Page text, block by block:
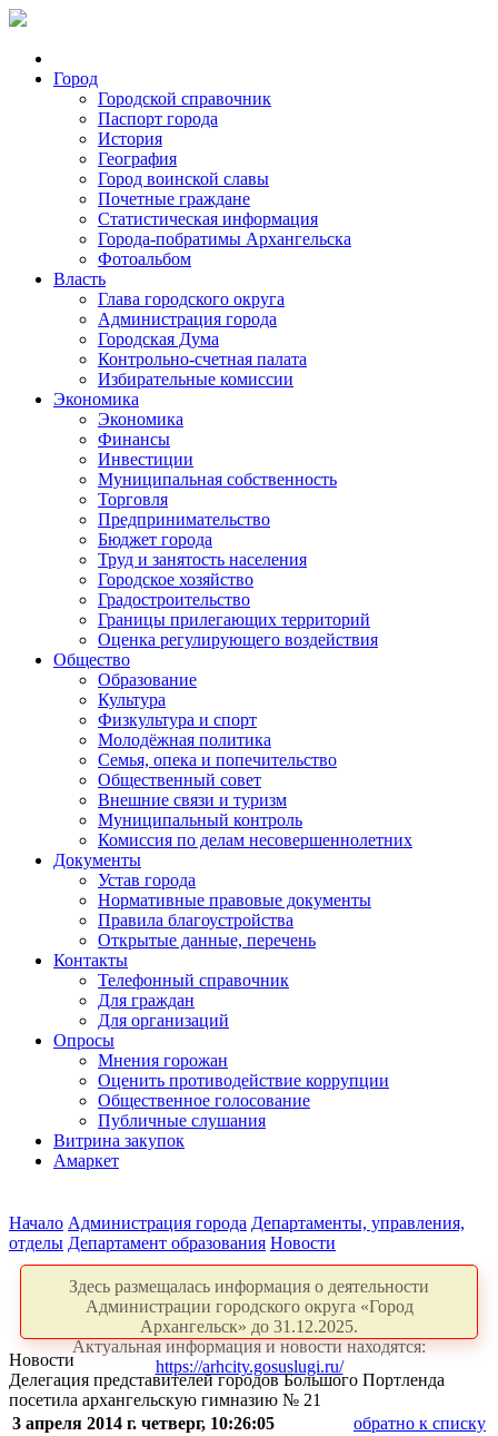
Город
Городской справочник
Паспорт города
История
География
Город воинской славы
Почетные граждане
Статистическая информация
Города-побратимы Архангельска
Фотоальбом
Власть
Глава городского округа
Администрация города
Городская Дума
Контрольно-счетная палата
Избирательные комиссии
Экономика
Экономика
Финансы
Инвестиции
Муниципальная собственность
Торговля
Предпринимательство
Бюджет города
Труд и занятость населения
Городское хозяйство
Градостроительство
Границы прилегающих территорий
Оценка регулирующего воздействия
Общество
Образование
Культура
Физкультура и спорт
Молодёжная политика
Семья, опека и попечительство
Общественный совет
Внешние связи и туризм
Муниципальный контроль
Комиссия по делам несовершеннолетних
Документы
Устав города
Нормативные правовые документы
Правила благоустройства
Открытые данные, перечень
Контакты
Телефонный справочник
Для граждан
Для организаций
Опросы
Мнения горожан
Оценить противодействие коррупции
Общественное голосование
Публичные слушания
Витрина закупок
Амаркет
Начало Администрация города Департаменты, управления,
отделы Департамент образования Новости
Здесь размещалась информация о деятельности
Администрации городского округа «Город
Архангельск» до 31.12.2025.
Актуальная информация и новости находятся:
https://arhcity.gosuslugi.ru/
Новости
Делегация представителей городов Большого Портленда
посетила архангельскую гимназию № 21
3 апреля 2014 г. четверг, 10:26:05
обратно к списку